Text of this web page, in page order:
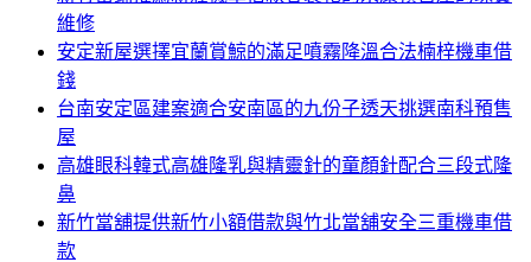
維修
安定新屋選擇宜蘭賞鯨的滿足噴霧降溫合法楠梓機車借
錢
台南安定區建案適合安南區的九份子透天挑選南科預售
屋
高雄眼科韓式高雄隆乳與精靈針的童顏針配合三段式隆
鼻
新竹當舖提供新竹小額借款與竹北當舖安全三重機車借
款